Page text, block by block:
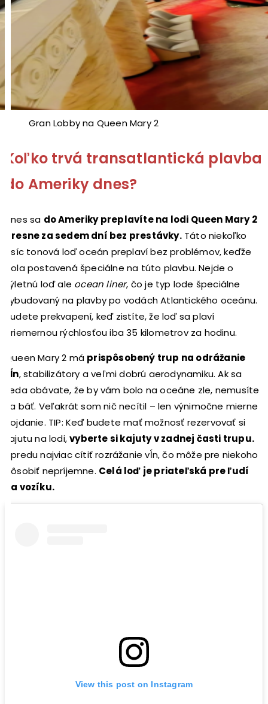
Gran Lobby na Queen Mary 2
Koľko trvá transatlantická plavba
do Ameriky dnes?
Dnes sa do Ameriky preplavíte na lodi Queen Mary 2
presne za sedem dní bez prestávky.Táto niekoľko
tisíc tonová loď oceán preplaví bez problémov, keďže
bola postavená špeciálne na túto plavbu. Nejde o
výletnú loď ale ocean liner, čo je typ lode špeciálne
vybudovaný na plavby po vodách Atlantického oceánu.
Budete prekvapení, keď zistíte, že loď sa plaví
priemernou rýchlosťou iba 35 kilometrov za hodinu.
Queen Mary 2 má prispôsobený trup na odrážanie
vĺn, stabilizátory a veľmi dobrú aerodynamiku. Ak sa
teda obávate, že by vám bolo na oceáne zle, nemusíte
sa báť. Veľakrát som nič necítil – len výnimočne mierne
hojdanie. TIP: Keď budete mať možnosť rezervovať si
kajutu na lodi,vyberte si kajuty v zadnej časti trupu.
Vpredu najviac cítiť rozrážanie vĺn, čo môže pre niekoho
pôsobiť nepríjemne. Celá loď je priateľská pre ľudí
na vozíku.
View this post on Instagram